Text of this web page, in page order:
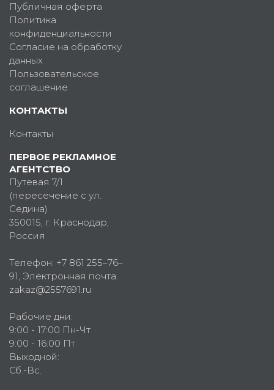
Публичная оферта
Политика
конфиденциальности
Согласие на обработку
данных
Пользовательское
соглашение
КОНТАКТЫ
Контакты
ПЕРВОЕ РЕКЛАМНОЕ
АГЕНТСТВО
Путевая 7/1
(пересечение с ул.
Седина)
350015, г. Краснодар,
Россия
Телефон: +7 861 255–76–
91, Электронная почта:
zakaz@2557691.ru
Рабочие дни:
9:00 - 17:00 Пн-Чт
9:00 - 16:00 Пт
Выходной:
Сб.-Вс.